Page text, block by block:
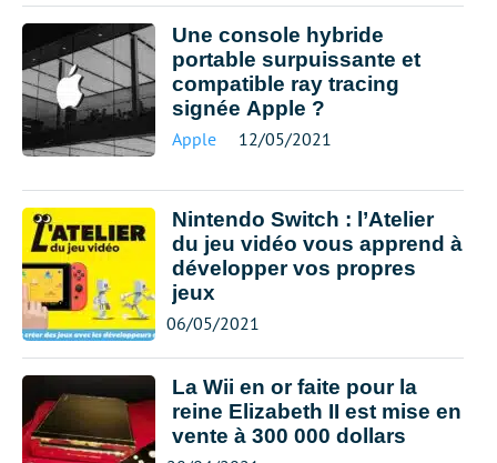
Une console hybride
portable surpuissante et
compatible ray tracing
signée Apple ?
Apple 12/05/2021
Nintendo Switch : l’Atelier
du jeu vidéo vous apprend à
développer vos propres
jeux
06/05/2021
La Wii en or faite pour la
reine Elizabeth II est mise en
vente à 300 000 dollars